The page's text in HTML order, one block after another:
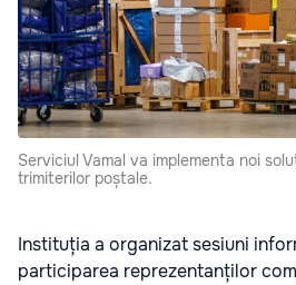
Serviciul Vamal va implementa noi
trimiterilor poștale.
Instituția a organizat sesiuni
participarea reprezentanților